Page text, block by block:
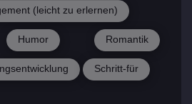
(leicht zu erlernen)
Humor Romantik
Schritt-für